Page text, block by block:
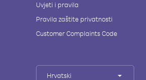
Uvjeti i pravila
Pravila zaštite privatnosti
Customer Complaints Code
Hrvatski